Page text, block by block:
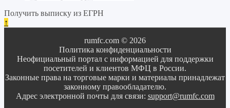
Получить выписку из ЕГРН
↑
rumfc.com © 2026
Политика конфиденциальности
Неофициальный портал с информацией для поддержки
посетителей и клиентов МФЦ в России.
Законные права на торговые марки и материалы принадлежат
законному правообладателю.
Адрес электронной почты для связи: support@rumfc.com